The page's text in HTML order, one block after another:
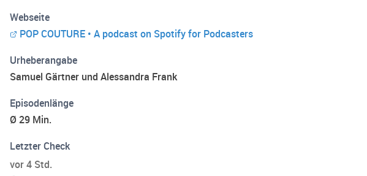
Webseite
POP COUTURE • A podcast on Spotify for Podcasters
Urheberangabe
Samuel Gärtner und Alessandra Frank
Episodenlänge
Ø 29 Min.
Letzter Check
vor 4 Std.